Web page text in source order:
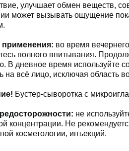
улучшает обмен веществ,
может вызывать ощущение
во время
полного впитывания.
В дневное время используйте
на всё лицо, исключая область
Бустер-сыворотка с
не
концентрации. Не
косметологии, инъекций.